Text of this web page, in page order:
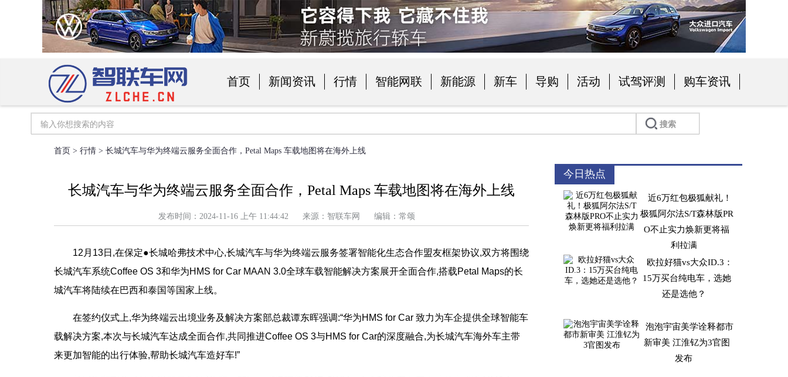
首页 新闻资讯 行情 智能网联 新能源 新车 导购 活动 试驾评测 购车资讯
首页 > 行情 > 长城汽车与华为终端云服务全面合作，Petal Maps 车载地图将在海外上线
长城汽车与华为终端云服务全面合作，Petal Maps 车载地图将在海外上线
发布时间：2024-11-16 上午 11:44:42 来源：智联车网 编辑：常颂
12月13日,在保定●长城哈弗技术中心,长城汽车与华为终端云服务签署智能化生态合作盟友框架协议,双方将围绕
长城汽车系统Coffee OS 3和华为HMS for Car MAAN 3.0全球车载智能解决方案展开全面合作,搭载Petal Maps的长
城汽车将陆续在巴西和泰国等国家上线。
在签约仪式上,华为终端云出境业务及解决方案部总裁谭东晖强调:“华为HMS for Car 致力为车企提供全球智能车
载解决方案,本次与长城汽车达成全面合作,共同推进Coffee OS 3与HMS for Car的深度融合,为长城汽车海外车主带
来更加智能的出行体验,帮助长城汽车造好车!”
今日热点
近6万红包极狐献礼！
极狐阿尔法S/T森林版PR
O不止实力焕新更将福
利拉满
欧拉好猫vs大众ID.3：
15万买台纯电车，选她
还是选他？
泡泡宇宙美学诠释都市
新审美 江淮钇为3官图
发布